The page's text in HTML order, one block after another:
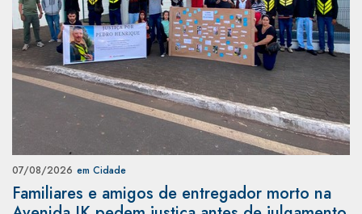
07/08/2026 em Cidade
Familiares e amigos de entregador morto na